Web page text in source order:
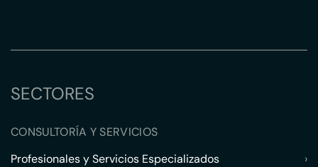
SECTORES
CONSULTORÍA Y SERVICIOS
Profesionales y Servicios Especializados
›